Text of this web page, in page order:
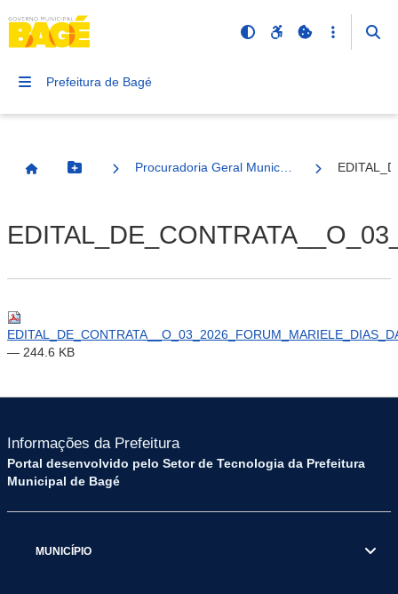
Prefeitura de Bagé
Página InicialBotão Menu
— 244.6 KB
Informações da Prefeitura
Portal desenvolvido pelo Setor de Tecnologia da Prefeitura
Municipal de Bagé
MUNICÍPIO